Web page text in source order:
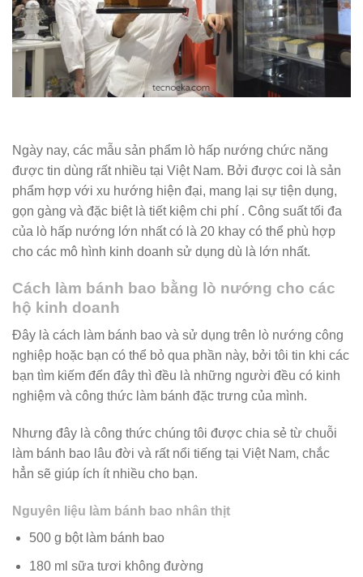
Ngày nay, các mẫu sản phẩm lò hấp nướng chức năng
được tin dùng rất nhiều tại Việt Nam. Bởi được coi là sản
phẩm hợp với xu hướng hiện đại, mang lại sự tiện dụng,
gọn gàng và đặc biệt là tiết kiệm chi phí . Công suất tối đa
của lò hấp nướng lớn nhất có là 20 khay có thể phù hợp
cho các mô hình kinh doanh sử dụng dù là lớn nhất.
Cách làm bánh bao bằng lò nướng cho các
hộ kinh doanh
Đây là cách làm bánh bao và sử dụng trên lò nướng công
nghiệp hoặc bạn có thể bỏ qua phần này, bởi tôi tin khi các
bạn tìm kiếm đến đây thì đều là những người đều có kinh
nghiệm và công thức làm bánh đặc trưng của mình.
Nhưng đây là công thức chúng tôi được chia sẻ từ chuỗi
làm bánh bao lâu đời và rất nổi tiếng tại Việt Nam, chắc
hẳn sẽ giúp ích ít nhiều cho bạn.
Nguyên liệu làm bánh bao nhân thịt
500 g bột làm bánh bao
180 ml sữa tươi không đường